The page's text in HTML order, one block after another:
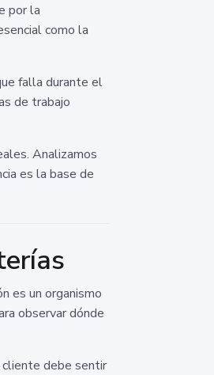
por la
como la
falla durante el
de trabajo
Analizamos
es la base de
es un organismo
observar dónde
cliente debe sentir